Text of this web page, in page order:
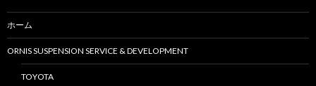
ホーム
ORNIS SUSPENSION SERVICE & DEVELOPMENT
TOYOTA